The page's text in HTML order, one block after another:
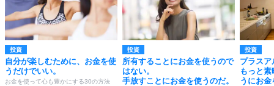
投資
自分が楽しむために、お金を使
うだけでいい。
お金を使って心も豊かにする30の方法
投資
所有することにお金を使うので
はない。
手放すことにお金を使うのだ。
投資
プラスア
もっと
うにお